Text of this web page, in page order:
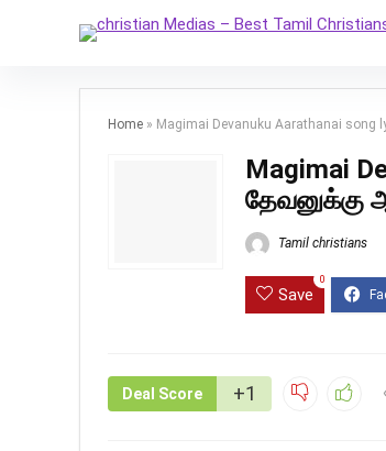
Home » Magimai Devanuku Aarathanai
Magimai
Tamil christians
Save
0
Deal Score +1